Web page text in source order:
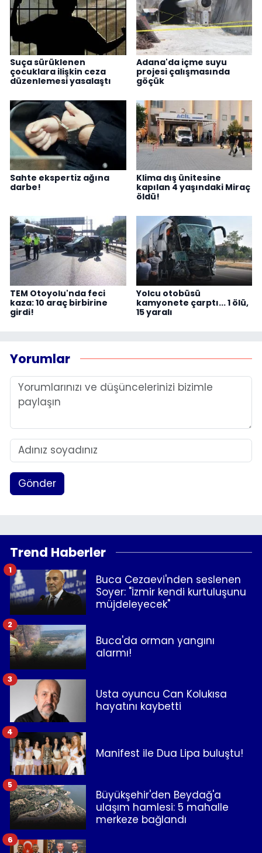
Suça sürüklenen
çocuklara ilişkin ceza
düzenlemesi yasalaştı
Adana'da içme suyu
projesi çalışmasında
göçük
Sahte ekspertiz ağına
darbe!
Klima dış ünitesine
kapılan 4 yaşındaki Miraç
öldü!
TEM Otoyolu'nda feci
kaza: 10 araç birbirine
girdi!
Yolcu otobüsü
kamyonete çarptı... 1 ölü,
15 yaralı
Yorumlar
Gönder
Trend Haberler
Buca Cezaevi'nden seslenen
Soyer: "İzmir kendi kurtuluşunu
müjdeleyecek"
1
Buca'da orman yangını
alarmı!
2
Usta oyuncu Can Kolukısa
hayatını kaybetti
3
Manifest ile Dua Lipa buluştu!
4
Büyükşehir'den Beydağ'a
ulaşım hamlesi: 5 mahalle
merkeze bağlandı
5
6